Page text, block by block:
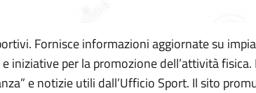
Fornisce informazioni aggiornate su
per la promozione dell’attività fisica.
e notizie utili dall’Ufficio Sport. Il sito